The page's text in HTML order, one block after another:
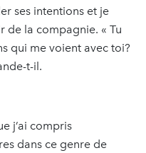
ses intentions et je
de la compagnie. « Tu
qui me voient avec toi?
t-il.
j’ai compris
dans ce genre de